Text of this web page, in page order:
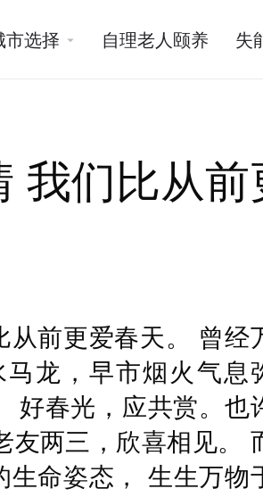
市选择 自理老人颐养 失
我们比从前
从前更爱春天。 曾经
龙，早市烟火气息
春光，应共赏。也
友两三，欣喜相见。
生命姿态， 生生万物